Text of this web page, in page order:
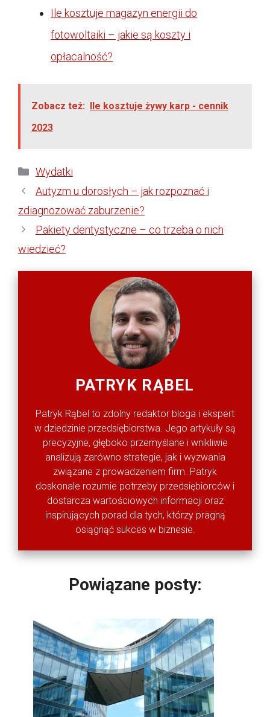
Ile kosztuje magazyn energii do
fotowoltaiki – jakie są koszty i
opłacalność?
Zobacz też: Ile kosztuje żywy karp - cennik
2023
Kategorie
Wydatki
Autyzm u dorosłych – jak rozpoznać i
zdiagnozować zaburzenie?
Pakiety dentystyczne – co trzeba o nich
wiedzieć?
PATRYK RĄBEL
Patryk Rąbel to zdolny redaktor bloga i ekspert
w dziedzinie przedsiębiorstwa. Jego artykuły są
precyzyjne, głęboko przemyślane i wnikliwie
analizują zarówno strategie, jak i wyzwania
związane z prowadzeniem firm. Patryk
doskonale rozumie potrzeby przedsiębiorców i
dostarcza wartościowych informacji oraz
inspirujących porad dla tych, którzy pragną
osiągnąć sukces w biznesie.
Powiązane posty: